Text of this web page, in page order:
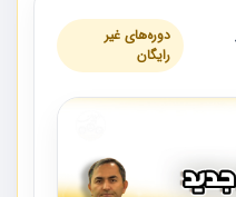
دوره‌های غیر
رایگان